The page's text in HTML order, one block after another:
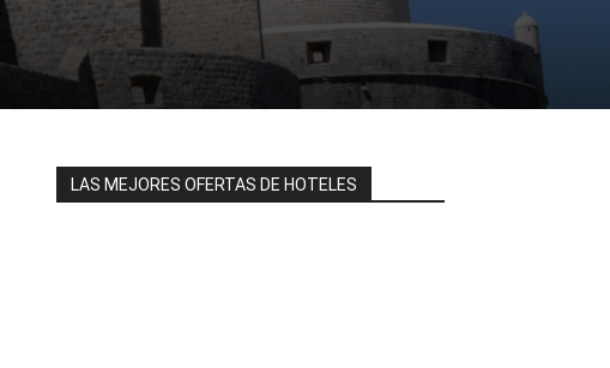
LAS MEJORES OFERTAS DE HOTELES